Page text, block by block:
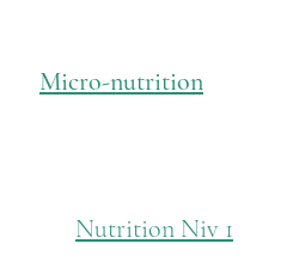
Nutrition Niv 1
Micro-nutrition